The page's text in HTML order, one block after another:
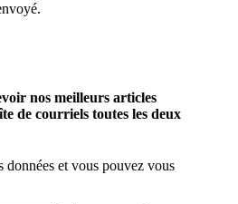
nos meilleurs articles
de courriels toutes les deux
données et vous pouvez vous